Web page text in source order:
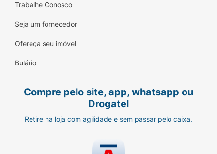
Trabalhe Conosco
Seja um fornecedor
Ofereça seu imóvel
Bulário
Compre pelo site, app, whatsapp ou
Drogatel
Retire na loja com agilidade e sem passar pelo caixa.